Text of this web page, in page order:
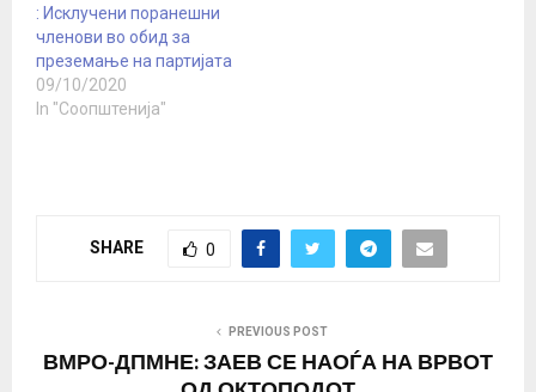
: Исклучени поранешни
членови во обид за
преземање на партијата
09/10/2020
In "Соопштенија"
SHARE 0
PREVIOUS POST
ВМРО-ДПМНЕ: ЗАЕВ СЕ НАОЃА НА ВРВОТ